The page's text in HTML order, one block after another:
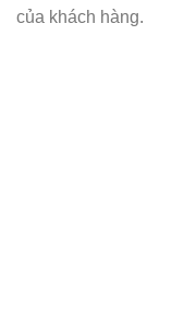
của khách hàng.